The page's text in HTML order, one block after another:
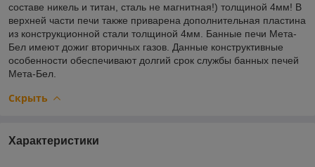
составе никель и титан, сталь не магнитная!) толщиной 4мм! В
верхней части печи также приварена дополнительная пластина
из конструкционной стали толщиной 4мм. Банные печи Мета-
Бел имеют дожиг вторичных газов. Данные конструктивные
особенности обеспечивают долгий срок службы банных печей
Мета-Бел.
Скрыть
Характеристики